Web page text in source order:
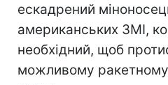
ескадрений
американських ЗМІ,
необхідний, щоб
можливому